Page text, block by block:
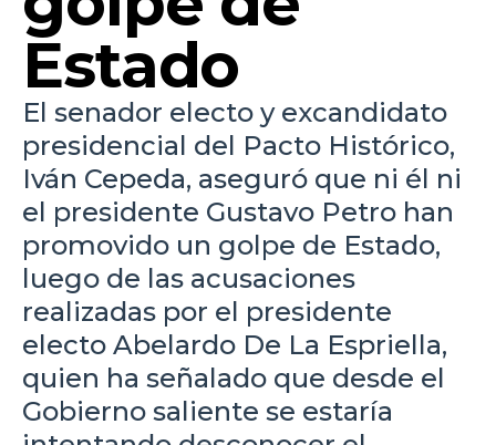
Estado
El senador electo y excandidato
presidencial del Pacto Histórico,
Iván Cepeda, aseguró que ni él ni
el presidente Gustavo Petro han
promovido un golpe de Estado,
luego de las acusaciones
realizadas por el presidente
electo Abelardo De La Espriella,
quien ha señalado que desde el
Gobierno saliente se estaría